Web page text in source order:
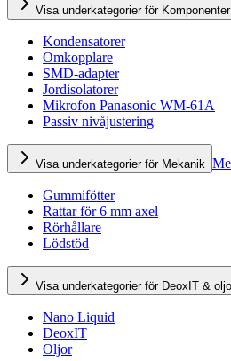
Visa underkategorier för Komponenter
Kondensatorer
Omkopplare
SMD-adapter
Jordisolatorer
Mikrofon Panasonic WM-61A
Passiv nivåjustering
Visa underkategorier för Mekanik
Gummifötter
Rattar för 6 mm axel
Rörhållare
Lödstöd
Visa underkategorier för DeoxIT &
Nano Liquid
DeoxIT
Oljor